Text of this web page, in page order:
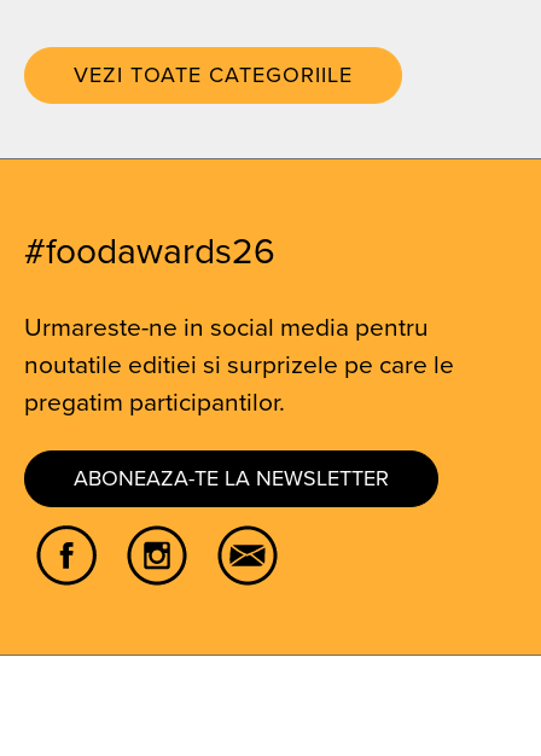
VEZI TOATE CATEGORIILE
#foodawards26
Urmareste-ne in social media pentru
noutatile editiei si surprizele pe care le
pregatim participantilor.
ABONEAZA-TE LA NEWSLETTER